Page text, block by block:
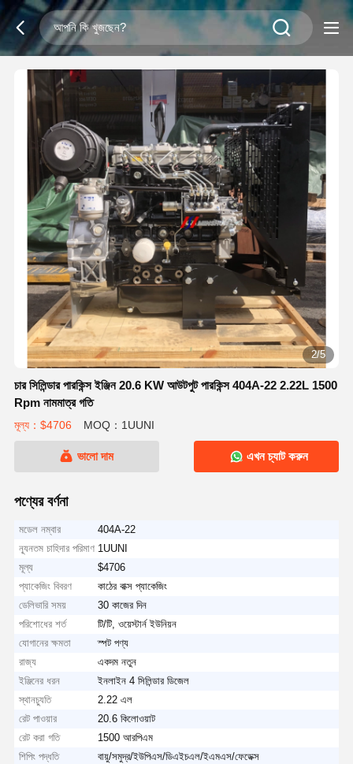
2/5
চার সিলিন্ডার পারকিন্স ইঞ্জিন 20.6 KW আউটপুট পারকিন্স 404A-22 2.22L 1500
Rpm নামমাত্র গতি
মূল্য：$4706 MOQ：1UUNI
ভালো দাম এখন চ্যাট করুন
পণ্যের বর্ণনা
মডেল নম্বার
404A-22
ন্যূনতম চাহিদার পরিমাণ 1UUNI
মূল্য
$4706
প্যাকেজিং বিবরণ
কাঠের বাক্স প্যাকেজিং
ডেলিভারি সময়
30 কাজের দিন
পরিশোধের শর্ত
টি/টি, ওয়েস্টার্ন ইউনিয়ন
যোগানের ক্ষমতা
স্পট পণ্য
রাজ্য
একদম নতুন
ইঞ্জিনের ধরন
ইনলাইন 4 সিলিন্ডার ডিজেল
স্থানচ্যুতি
2.22 এল
রেট পাওয়ার
20.6 কিলোওয়াট
রেট করা গতি
1500 আরপিএম
শিপিং পদ্ধতি
বায়ু/সমুদ্র/ইউপিএস/ডিএইচএল/ইএমএস/ফেডেক্স